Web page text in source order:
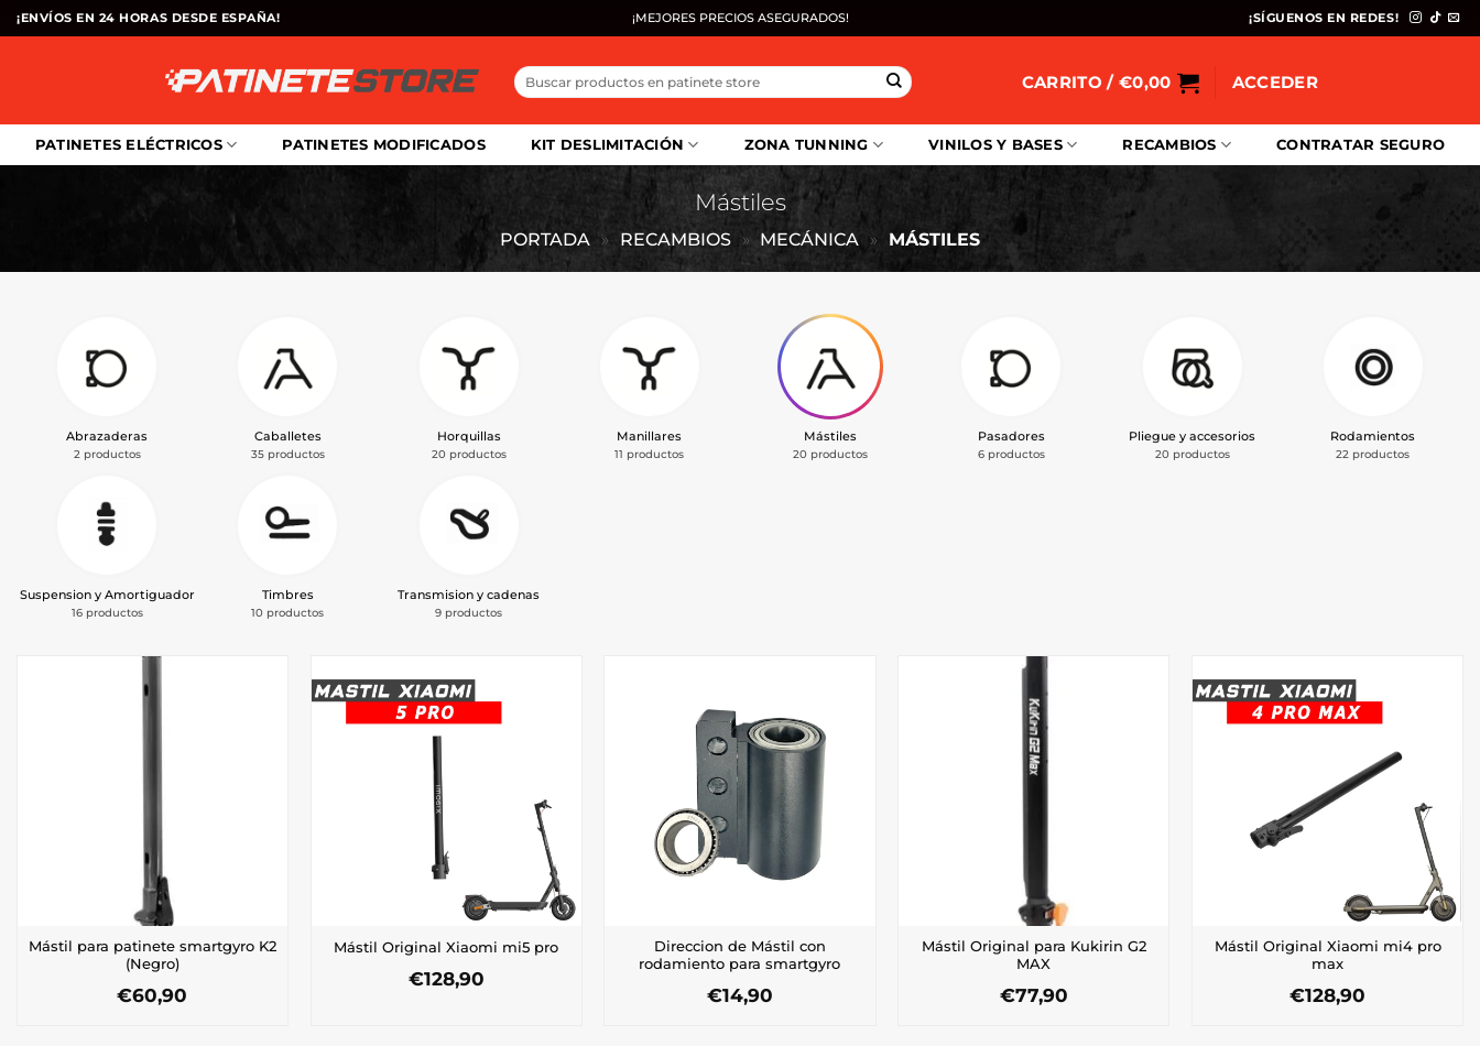
Saltar
al
¡ENVÍOS EN 24 HORAS DESDE ESPAÑA! ¡MEJORES PRECIOS ASEGURADOS! ¡SÍGUENOS EN REDES!
Buscar
por:
CARRITO / €0,00 ACCEDER
PATINETES ELÉCTRICOS PATINETES MODIFICADOS KIT DESLIMITACIÓN ZONA TUNNING VINILOS Y BASES RECAMBIOS CONTRATAR SEGURO
Mástiles
PORTADA » RECAMBIOS » MECÁNICA » MÁSTILES
Abrazaderas
2 productos
Caballetes
35 productos
Horquillas
20 productos
Manillares
11 productos
Mástiles
20 productos
Pasadores
6 productos
Pliegue y accesorios
20 productos
Rodamientos
22 productos
Suspension y Amortiguador
16 productos
Timbres
10 productos
Transmision y cadenas
9 productos
Mástil para patinete smartgyro K2
(Negro)
€60,90
Mástil Original Xiaomi mi5 pro
€128,90
Direccion de Mástil con
rodamiento para smartgyro
€14,90
Mástil Original para Kukirin G2
MAX
€77,90
Mástil Original Xiaomi mi4 pro
max
€128,90